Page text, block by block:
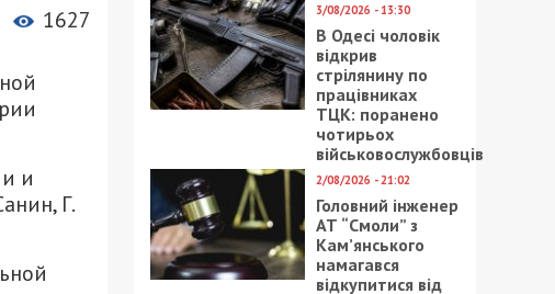
1627
и
Г.
3/08/2026 - 13:30
В Одесі чоловік
відкрив
стрілянину по
працівниках
ТЦК: поранено
чотирьох
військовослужбовців
2/08/2026 - 21:02
Головний інженер
АТ “Смоли” з
Кам’янського
намагався
відкупитися від